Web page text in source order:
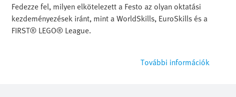
Fedezze fel, milyen elkötelezett a Festo az olyan oktatási
kezdeményezések iránt, mint a WorldSkills, EuroSkills és a
FIRST® LEGO® League.
További információk